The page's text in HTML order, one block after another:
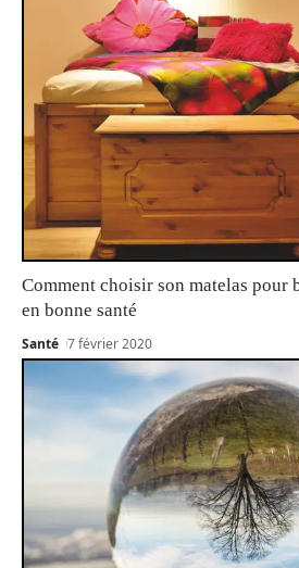
Comment choisir son matelas pour
en bonne santé
Santé 7 février 2020